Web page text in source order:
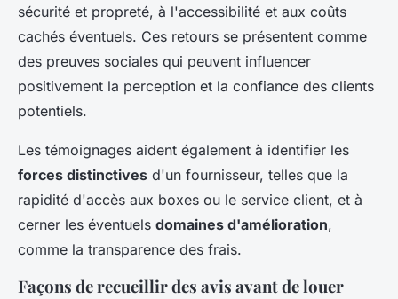
sécurité et propreté, à l'accessibilité et aux coûts
cachés éventuels. Ces retours se présentent comme
des preuves sociales qui peuvent influencer
positivement la perception et la confiance des clients
potentiels.
Les témoignages aident également à identifier les
forces distinctives d'un fournisseur, telles que la
rapidité d'accès aux boxes ou le service client, et à
cerner les éventuels domaines d'amélioration,
comme la transparence des frais.
Façons de recueillir des avis avant de louer